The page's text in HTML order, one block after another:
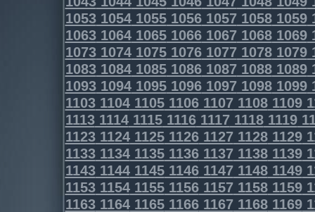
1053105410551056105710581059
1063106410651066106710681069
1073107410751076107710781079
1083108410851086108710881089
1093109410951096109710981099
1103110411051106110711081109
1113111411151116111711181119
1123112411251126112711281129
1133113411351136113711381139
1143114411451146114711481149
1153115411551156115711581159
1163116411651166116711681169